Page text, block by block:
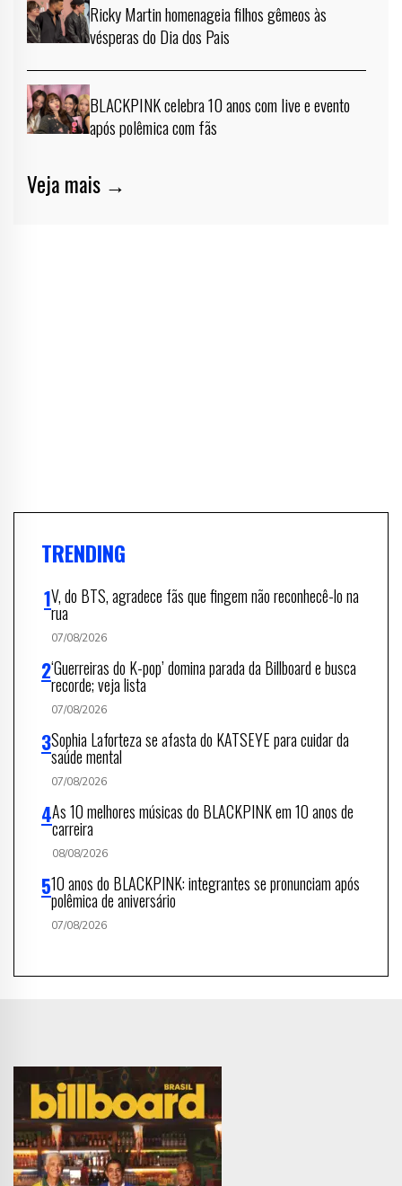
Ricky Martin homenageia filhos gêmeos às
vésperas do Dia dos Pais
BLACKPINK celebra 10 anos com live e evento
após polêmica com fãs
Veja mais →
TRENDING
V, do BTS, agradece fãs que fingem não reconhecê-lo na
rua
07/08/2026
‘Guerreiras do K-pop’ domina parada da Billboard e busca
recorde; veja lista
07/08/2026
Sophia Laforteza se afasta do KATSEYE para cuidar da
saúde mental
07/08/2026
As 10 melhores músicas do BLACKPINK em 10 anos de
carreira
08/08/2026
10 anos do BLACKPINK: integrantes se pronunciam após
polêmica de aniversário
07/08/2026